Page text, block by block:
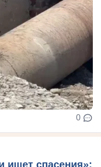
0
ищет спасения»: